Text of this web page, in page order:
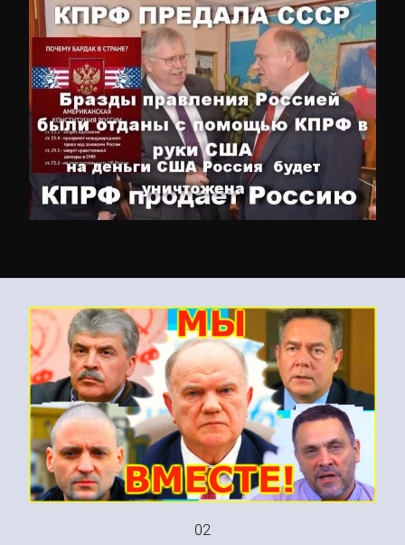
Что такое фракционная
дисциплина партий?
02